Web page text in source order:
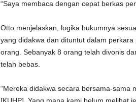
“Saya membaca dengan cepat berkas
Otto menjelaskan, logika hukumnya
yang didakwa dan dituntut dalam
orang. Sebanyak 8 orang telah divonis
telah bebas.
“Mereka didakwa secara bersama-sama